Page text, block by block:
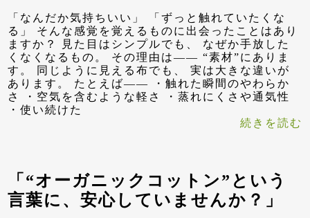
「なんだか気持ちいい」 「ずっと触れていたくな
る」 そんな感覚を覚えるものに出会ったことはあり
ますか？ 見た目はシンプルでも、 なぜか手放した
くなくなるもの。 その理由は—— “素材”にありま
す。 同じように見える布でも、 実は大きな違いが
あります。 たとえば—— ・触れた瞬間のやわらか
さ ・空気を含むような軽さ ・蒸れにくさや通気性
・使い続けた
続きを読む
「“オーガニックコットン”という
言葉に、安心していませんか？」